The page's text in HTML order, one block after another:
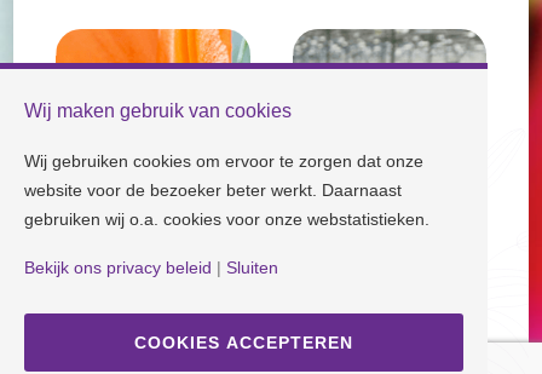
Check our socials and stay tuned!
Wij maken gebruik van cookies
Wij gebruiken cookies om ervoor te zorgen dat onze
website voor de bezoeker beter werkt. Daarnaast
gebruiken wij o.a. cookies voor onze webstatistieken.
Bekijk ons privacy beleid | Sluiten
COOKIES ACCEPTEREN